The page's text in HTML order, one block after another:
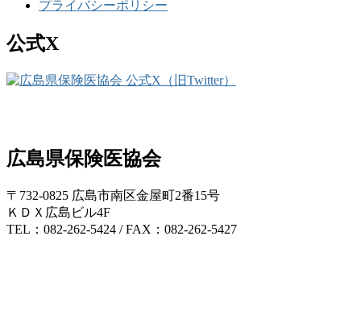
プライバシーポリシー
公式X
広島県保険医協会
〒732-0825 広島市南区金屋町2番15号
ＫＤＸ広島ビル4F
TEL：082-262-5424 / FAX：082-262-5427